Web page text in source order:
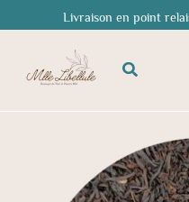
au
Livraison en point